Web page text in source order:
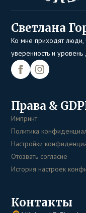
Светлана
Ко мне приходят люди,
уверенность и
Права &
Импринт
Политика
Настройки
Отозвать согласие
История настроек
Контакты